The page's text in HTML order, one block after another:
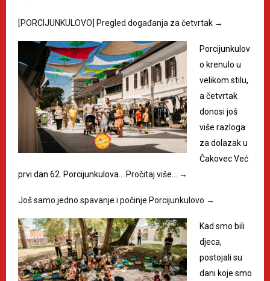
[PORCIJUNKULOVO] Pregled događanja za četvrtak →
Porcijunkulov
o krenulo u
velikom stilu,
a četvrtak
donosi još
više razloga
za dolazak u
Čakovec Već
prvi dan 62. Porcijunkulova… Pročitaj više… →
Još samo jedno spavanje i počinje Porcijunkulovo →
Kad smo bili
djeca,
postojali su
dani koje smo